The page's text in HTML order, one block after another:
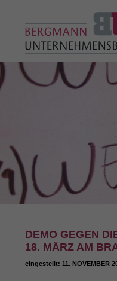
DEMO GEGEN
18. MÄRZ AM
eingestellt: 11. NOVEMBER